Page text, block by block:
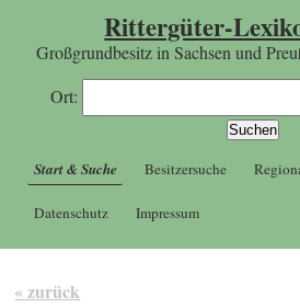
Rittergüter-
Großgrundbesitz in Sachsen und
Ort:
Start & Suche Besitzersuche
Datenschutz Impressum
« zurück